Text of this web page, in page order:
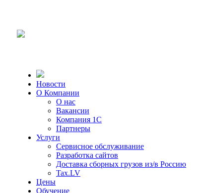
Новости
О Компании
О нас
Вакансии
Компания 1С
Партнеры
Услуги
Сервисное обслуживание
Разработка сайтов
Доставка сборных грузов из/в Россию
Tax.LV
Цены
Обучение